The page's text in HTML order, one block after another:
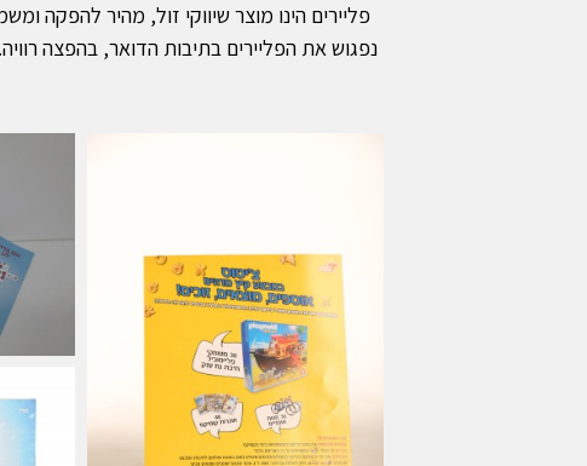
פליירים הינו מוצר שיווקי זול, מהיר להפקה
נפגוש את הפליירים בתיבות הדואר, בהפצה